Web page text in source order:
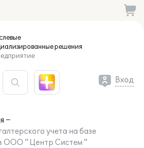
решения
Вход
учета на базе
ООО " Центр Систем "